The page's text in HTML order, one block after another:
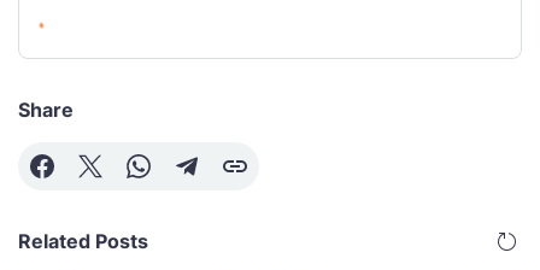
Share
Related Posts